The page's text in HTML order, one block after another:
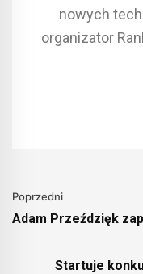
nowych
organizator
Poprzedni
Adam Przeździęk
Startuje